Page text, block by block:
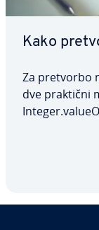
Kako
Za pretvorbo
dve praktični